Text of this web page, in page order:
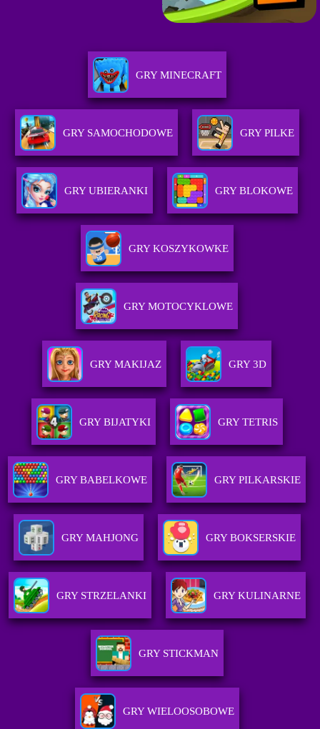
GRY MINECRAFT
GRY SAMOCHODOWE GRY PILKE
GRY UBIERANKI GRY BLOKOWE
GRY KOSZYKOWKE
GRY MOTOCYKLOWE
GRY MAKIJAZ GRY 3D
GRY BIJATYKI GRY TETRIS
GRY BABELKOWE GRY PILKARSKIE
GRY MAHJONG GRY BOKSERSKIE
GRY STRZELANKI GRY KULINARNE
GRY STICKMAN
GRY WIELOOSOBOWE